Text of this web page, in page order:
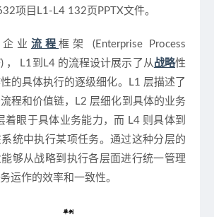
项目L1-L4 132页PPTX文件。
企业 流程框架 (Enterprise Process
， L1到L4 的流程设计展示了从战略性
的具体执行的逐级细化。L1 层描述了
程和价值链，L2 层细化到具体的业务
着眼于具体业务能力，而 L4 则具体到
统中执行某项任务。通过这种分层的
够从战略到执行各层面进行统一管理
运作的效率和一致性。